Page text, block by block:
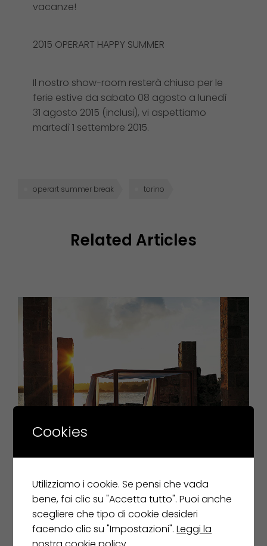
vacanze!
2015 OPERART HAPPY SUMMER
Il nostro show-room resterà chiuso per le
ferie estive da sabato 08 agosto a lunedì
31 agosto 2015 (inclusi), vi aspettiamo
martedì 1 settembre 2015.
operart summer break torino
Related Articles
Cookies
Utilizziamo i cookie. Se pensi che vada
bene, fai clic su "Accetta tutto". Puoi anche
scegliere che tipo di cookie desideri
facendo clic su "Impostazioni".Leggi la